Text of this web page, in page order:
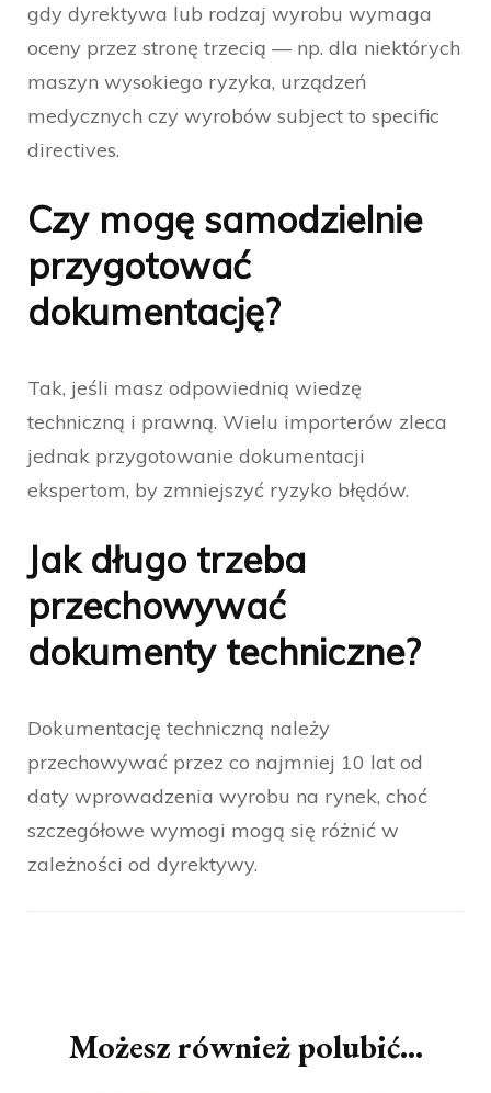
gdy dyrektywa lub rodzaj wyrobu wymaga
oceny przez stronę trzecią — np. dla niektórych
maszyn wysokiego ryzyka, urządzeń
medycznych czy wyrobów subject to specific
directives.
Czy mogę samodzielnie
przygotować
dokumentację?
Tak, jeśli masz odpowiednią wiedzę
techniczną i prawną. Wielu importerów zleca
jednak przygotowanie dokumentacji
ekspertom, by zmniejszyć ryzyko błędów.
Jak długo trzeba
przechowywać
dokumenty techniczne?
Dokumentację techniczną należy
przechowywać przez co najmniej 10 lat od
daty wprowadzenia wyrobu na rynek, choć
szczegółowe wymogi mogą się różnić w
zależności od dyrektywy.
Możesz również polubić…